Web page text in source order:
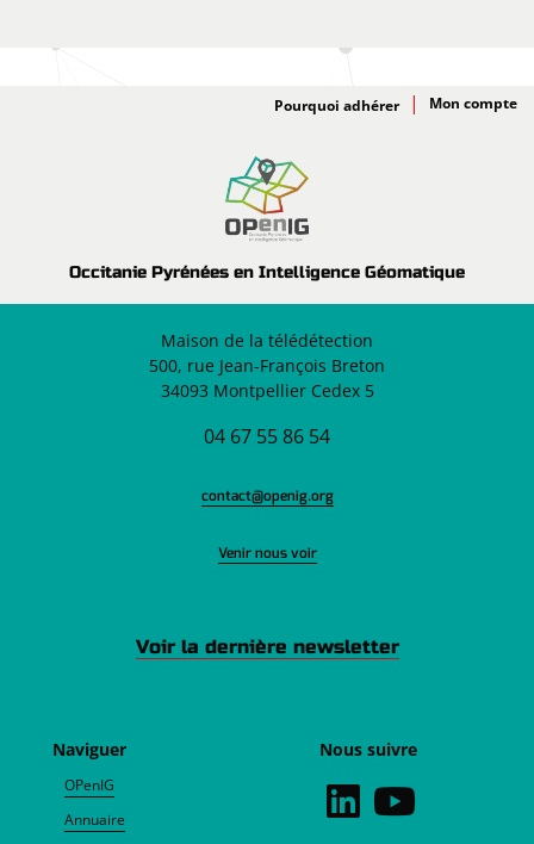
Occitanie Pyrénées en Intelligence Géomatique
Adhésion
Pourquoi adhérer
Naviguer
OPenIG
Annuaire
Maison de la télédétection
500, rue Jean-François Breton
34093 Montpellier Cedex 5
04 67 55 86 54
contact@openig.org
Venir nous voir
Nous suivre
Voir la dernière newsletter